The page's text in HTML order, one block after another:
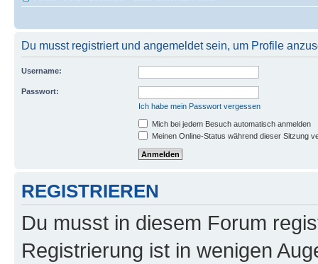
Du musst registriert und angemeldet sein, um Profile
Username:
Passwort:
Ich habe mein Passwort vergessen
Mich bei jedem Besuch automatisch anmelden
Meinen Online-Status während dieser Sitzung
REGISTRIEREN
Du musst in diesem Forum
Registrierung ist in wenigen